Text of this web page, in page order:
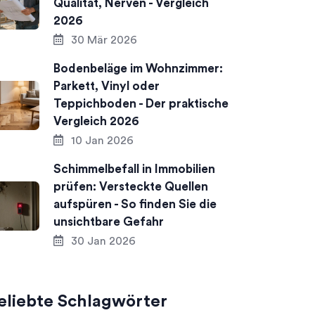
Qualität, Nerven - Vergleich
2026
30 Mär 2026
Bodenbeläge im Wohnzimmer:
Parkett, Vinyl oder
Teppichboden - Der praktische
Vergleich 2026
10 Jan 2026
Schimmelbefall in Immobilien
prüfen: Versteckte Quellen
aufspüren - So finden Sie die
unsichtbare Gefahr
30 Jan 2026
Schlagwörter